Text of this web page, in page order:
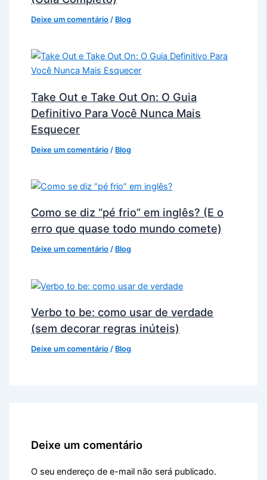
Deixe um comentário / Blog
Take Out e Take Out On: O Guia
Definitivo Para Você Nunca Mais
Esquecer
Deixe um comentário / Blog
Como se diz “pé frio” em inglês? (E o
erro que quase todo mundo comete)
Deixe um comentário / Blog
Verbo to be: como usar de verdade
(sem decorar regras inúteis)
Deixe um comentário / Blog
Deixe um comentário
O seu endereço de e-mail não será publicado.